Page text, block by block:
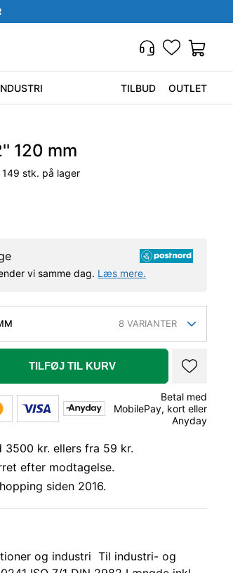
TILBUD OUTLET
120 mm
149 stk. på lager
vi samme dag. Læs mere.
8 VARIANTER
TILFØJ TIL KURV
Betal med
MobilePay, kort eller
Anyday
3500 kr. ellers fra 59 kr.
efter modtagelse.
siden 2016.
og industri Til industri- og